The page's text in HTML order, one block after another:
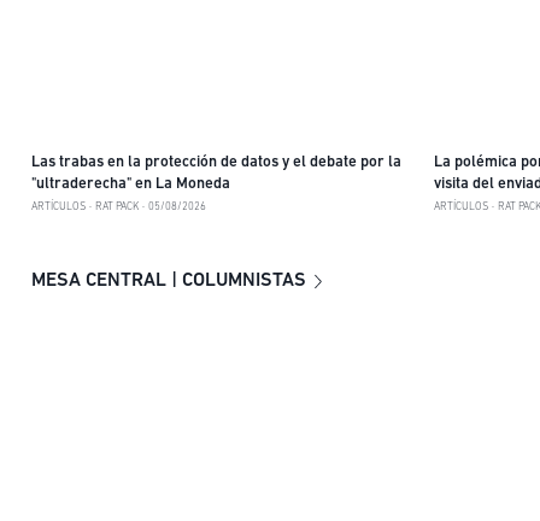
Las trabas en la protección de datos y el debate por la
"ultraderecha" en La Moneda
ARTÍCULOS RAT PACK 05/08/2026
La polémica
visita del
ARTÍCULOS RAT PACK
MESA CENTRAL | COLUMNISTAS